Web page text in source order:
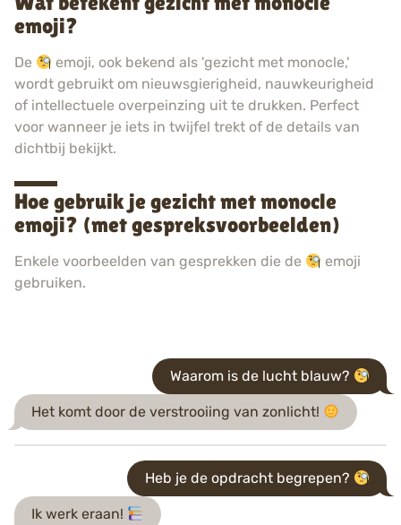
emoji?
De
emoji, ook bekend als 'gezicht met monocle,'
wordt gebruikt om nieuwsgierigheid, nauwkeurigheid
of intellectuele overpeinzing uit te drukken. Perfect
voor wanneer je iets in twijfel trekt of de details van
dichtbij bekijkt.
Hoe gebruik je gezicht met monocle
emoji? (met gespreksvoorbeelden)
Enkele voorbeelden van gesprekken die de
emoji
gebruiken.
Waarom is de lucht blauw?
Het komt door de verstrooiing van zonlicht!
Heb je de opdracht begrepen?
Ik werk eraan!